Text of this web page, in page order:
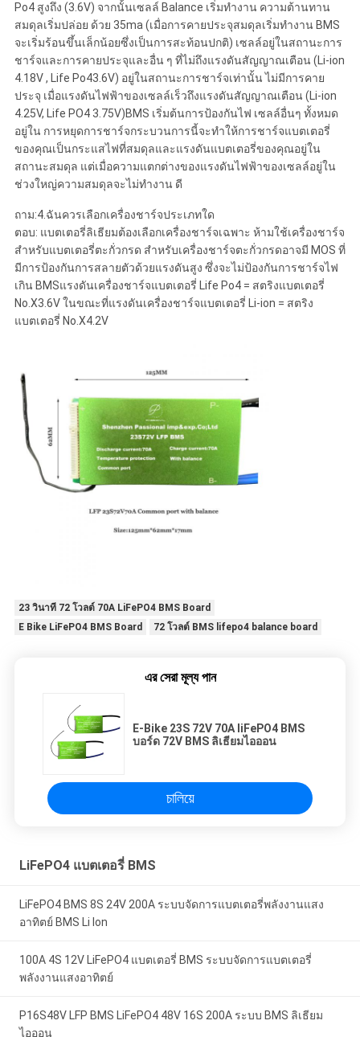
Po4 สูงถึง (3.6V) จากนั้นเซลล์ Balance เริ่มทำงาน ความต้านทาน
สมดุลเริ่มปล่อย ด้วย 35ma (เมื่อการคายประจุสมดุลเริ่มทำงาน BMS
จะเริ่มร้อนขึ้นเล็กน้อยซึ่งเป็นการสะท้อนปกติ) เซลล์อยู่ในสถานะการ
ชาร์จและการคายประจุและอื่น ๆ ที่ไม่ถึงแรงดันสัญญาณเตือน (Li-ion
4.18V , Life Po43.6V) อยู่ในสถานะการชาร์จเท่านั้น ไม่มีการคาย
ประจุ เมื่อแรงดันไฟฟ้าของเซลล์เร็วถึงแรงดันสัญญาณเตือน (Li-ion
4.25V, Life PO4 3.75V)BMS เริ่มต้นการป้องกันไฟ เซลล์อื่นๆ ทั้งหมด
อยู่ใน การหยุดการชาร์จกระบวนการนี้จะทำให้การชาร์จแบตเตอรี่
ของคุณเป็นกระแสไฟที่สมดุลและแรงดันแบตเตอรี่ของคุณอยู่ใน
สถานะสมดุล แต่เมื่อความแตกต่างของแรงดันไฟฟ้าของเซลล์อยู่ใน
ช่วงใหญ่ความสมดุลจะไม่ทำงาน ดี
ถาม:4.ฉันควรเลือกเครื่องชาร์จประเภทใด
ตอบ: แบตเตอรี่ลิเธียมต้องเลือกเครื่องชาร์จเฉพาะ ห้ามใช้เครื่องชาร์จ
สำหรับแบตเตอรี่ตะกั่วกรด สำหรับเครื่องชาร์จตะกั่วกรดอาจมี MOS ที่
มีการป้องกันการสลายตัวด้วยแรงดันสูง ซึ่งจะไม่ป้องกันการชาร์จไฟ
เกิน BMSแรงดันเครื่องชาร์จแบตเตอรี่ Life Po4 = สตริงแบตเตอรี่
No.X3.6V ในขณะที่แรงดันเครื่องชาร์จแบตเตอรี่ Li-ion = สตริง
แบตเตอรี่ No.X4.2V
23 วินาที 72 โวลต์ 70A LiFePO4 BMS Board
E Bike LiFePO4 BMS Board
72 โวลต์ BMS lifepo4 balance board
এর সেরা মূল্য পান
E-Bike 23S 72V 70A liFePO4 BMS
บอร์ด 72V BMS ลิเธียมไอออน
চালিয়ে
LiFePO4 แบตเตอรี่ BMS
LiFePO4 BMS 8S 24V 200A ระบบจัดการแบตเตอรี่พลังงานแสง
อาทิตย์ BMS Li Ion
100A 4S 12V LiFePO4 แบตเตอรี่ BMS ระบบจัดการแบตเตอรี่
พลังงานแสงอาทิตย์
P16S48V LFP BMS LiFePO4 48V 16S 200A ระบบ BMS ลิเธียม
ไอออน